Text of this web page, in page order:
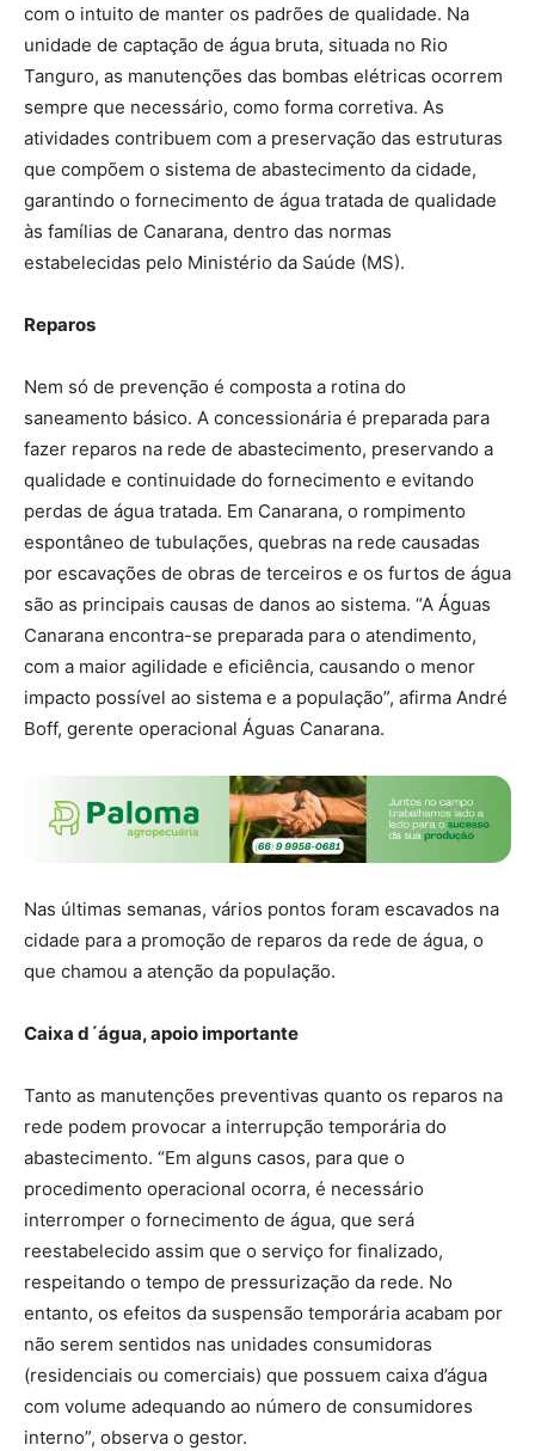
com o intuito de manter os padrões de qualidade. Na
unidade de captação de água bruta, situada no Rio
Tanguro, as manutenções das bombas elétricas ocorrem
sempre que necessário, como forma corretiva. As
atividades contribuem com a preservação das estruturas
que compõem o sistema de abastecimento da cidade,
garantindo o fornecimento de água tratada de qualidade
às famílias de Canarana, dentro das normas
estabelecidas pelo Ministério da Saúde (MS).
Reparos
Nem só de prevenção é composta a rotina do
saneamento básico. A concessionária é preparada para
fazer reparos na rede de abastecimento, preservando a
qualidade e continuidade do fornecimento e evitando
perdas de água tratada. Em Canarana, o rompimento
espontâneo de tubulações, quebras na rede causadas
por escavações de obras de terceiros e os furtos de água
são as principais causas de danos ao sistema. “A Águas
Canarana encontra-se preparada para o atendimento,
com a maior agilidade e eficiência, causando o menor
impacto possível ao sistema e a população”, afirma André
Boff, gerente operacional Águas Canarana.
Nas últimas semanas, vários pontos foram escavados na
cidade para a promoção de reparos da rede de água, o
que chamou a atenção da população.
Caixa d´água, apoio importante
Tanto as manutenções preventivas quanto os reparos na
rede podem provocar a interrupção temporária do
abastecimento. “Em alguns casos, para que o
procedimento operacional ocorra, é necessário
interromper o fornecimento de água, que será
reestabelecido assim que o serviço for finalizado,
respeitando o tempo de pressurização da rede. No
entanto, os efeitos da suspensão temporária acabam por
não serem sentidos nas unidades consumidoras
(residenciais ou comerciais) que possuem caixa d’água
com volume adequando ao número de consumidores
interno”, observa o gestor.